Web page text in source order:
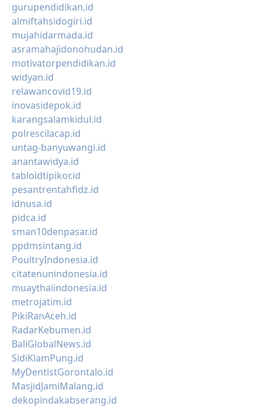
gurupendidikan.id
almiftahsidogiri.id
mujahidarmada.id
asramahajidonohudan.id
motivatorpendidikan.id
widyan.id
relawancovid19.id
inovasidepok.id
karangsalamkidul.id
polrescilacap.id
untag-banyuwangi.id
anantawidya.id
tabloidtipikor.id
pesantrentahfidz.id
idnusa.id
pidca.id
sman10denpasar.id
ppdmsintang.id
PoultryIndonesia.id
citatenunindonesia.id
muaythaiindonesia.id
metrojatim.id
PikiRanAceh.id
RadarKebumen.id
BaliGlobalNews.id
SidiKlamPung.id
MyDentistGorontalo.id
MasjidJamiMalang.id
dekopindakabserang.id